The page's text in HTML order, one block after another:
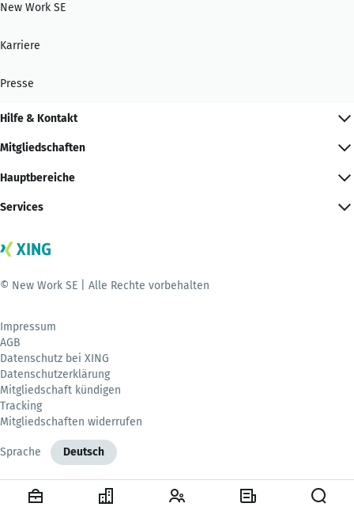
New Work SE
Karriere
Presse
Hilfe & Kontakt
Mitgliedschaften
Hauptbereiche
Services
© New Work SE | Alle Rechte vorbehalten
Impressum
AGB
Datenschutz bei XING
Datenschutzerklärung
Mitgliedschaft kündigen
Tracking
Mitgliedschaften widerrufen
Sprache Deutsch